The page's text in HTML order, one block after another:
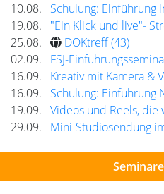
10.08.
Schulung: Einführung
19.08.
"Ein Klick und live"-
25.08.
DOKtreff (43)
02.09.
FSJ-
16.09.
Kreativ mit Kamera &
16.09.
Schulung: Einführung
19.09. Videos und Reels, die
29.09.
Mini-Studiosendung im